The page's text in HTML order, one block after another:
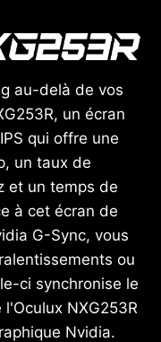
au-delà de vos
un écran
qui offre une
un taux de
et un temps de
à cet écran de
G-Sync, vous
ou
ci synchronise le
NXG253R
Nvidia.